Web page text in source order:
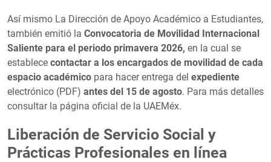
Así mismo La Dirección de Apoyo Académico a Estudiantes,
también emitió la Convocatoria de Movilidad Internacional
Saliente para el periodo primavera 2026, en la cual se
establece contactar a los encargados de movilidad de cada
espacio académico para hacer entrega del expediente
electrónico (PDF) antes del 15 de agosto. Para más detalles
consultar la página oficial de la UAEMéx.
Liberación de Servicio Social y
Prácticas Profesionales en línea